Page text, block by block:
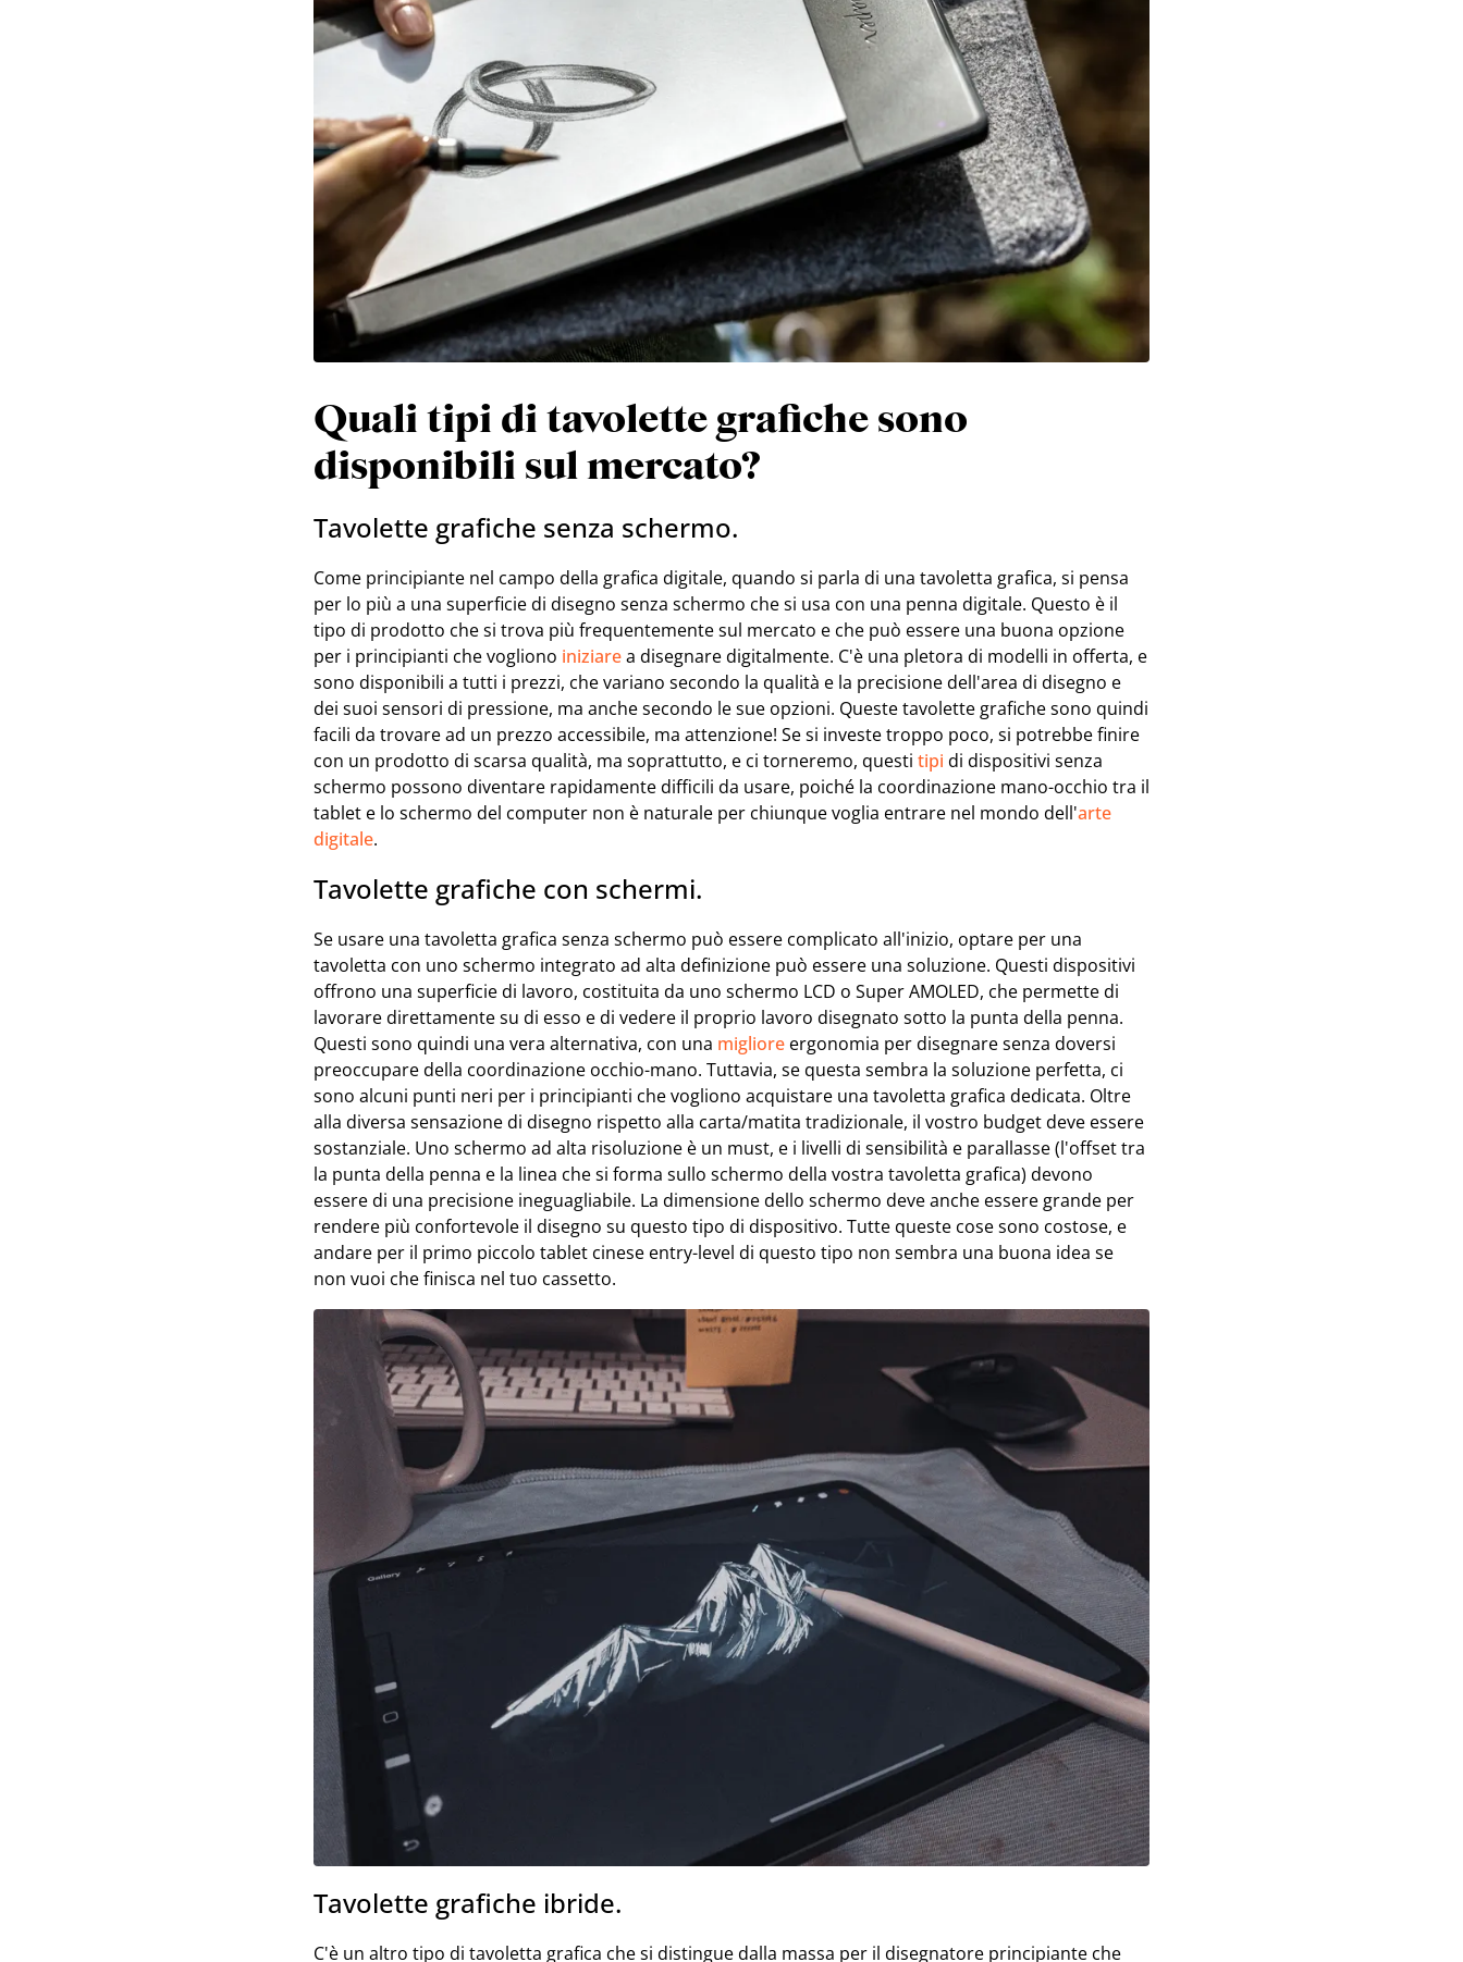
Quali tipi di tavolette grafiche sono
disponibili sul mercato?
Tavolette grafiche senza schermo.
Come principiante nel campo della grafica digitale, quando si parla di una tavoletta grafica, si pensa
per lo più a una superficie di disegno senza schermo che si usa con una penna digitale. Questo è il
tipo di prodotto che si trova più frequentemente sul mercato e che può essere una buona opzione
per i principianti che vogliono iniziarea disegnare digitalmente. C'è una pletora di modelli in offerta, e
sono disponibili a tutti i prezzi, che variano secondo la qualità e la precisione dell'area di disegno e
dei suoi sensori di pressione, ma anche secondo le sue opzioni. Queste tavolette grafiche sono quindi
facili da trovare ad un prezzo accessibile, ma attenzione! Se si investe troppo poco, si potrebbe finire
con un prodotto di scarsa qualità, ma soprattutto, e ci torneremo, questi tipi di dispositivi senza
schermo possono diventare rapidamente difficili da usare, poiché la coordinazione mano-occhio tra il
tablet e lo schermo del computer non è naturale per chiunque voglia entrare nel mondo dell'arte
digitale.
Tavolette grafiche con schermi.
Se usare una tavoletta grafica senza schermo può essere complicato all'inizio, optare per una
tavoletta con uno schermo integrato ad alta definizione può essere una soluzione. Questi dispositivi
offrono una superficie di lavoro, costituita da uno schermo LCD o Super AMOLED, che permette di
lavorare direttamente su di esso e di vedere il proprio lavoro disegnato sotto la punta della penna.
Questi sono quindi una vera alternativa, con una migliore ergonomia per disegnare senza doversi
preoccupare della coordinazione occhio-mano. Tuttavia, se questa sembra la soluzione perfetta, ci
sono alcuni punti neri per i principianti che vogliono acquistare una tavoletta grafica dedicata. Oltre
alla diversa sensazione di disegno rispetto alla carta/matita tradizionale, il vostro budget deve essere
sostanziale. Uno schermo ad alta risoluzione è un must, e i livelli di sensibilità e parallasse (l'offset tra
la punta della penna e la linea che si forma sullo schermo della vostra tavoletta grafica) devono
essere di una precisione ineguagliabile. La dimensione dello schermo deve anche essere grande per
rendere più confortevole il disegno su questo tipo di dispositivo. Tutte queste cose sono costose, e
andare per il primo piccolo tablet cinese entry-level di questo tipo non sembra una buona idea se
non vuoi che finisca nel tuo cassetto.
Tavolette grafiche ibride.
C'è un altro tipo di tavoletta grafica che si distingue dalla massa per il disegnatore principiante che